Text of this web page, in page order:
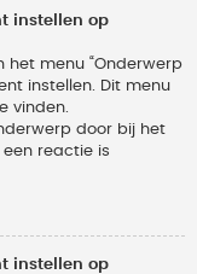
instellen op
menu “Onderwerp
instellen. Dit menu
vinden.
door bij het
reactie is
instellen op